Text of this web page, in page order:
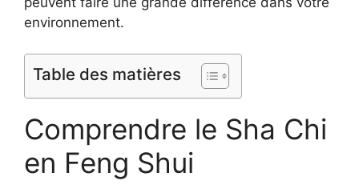
environnement.
Table des matières
Comprendre le Sha Chi
en Feng Shui